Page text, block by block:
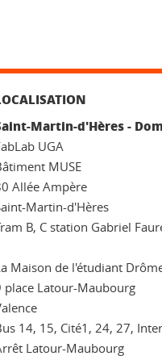
Martin-d'Hères -
UGA
MUSE
Allée Ampère
Martin-d'Hères
B, C station Gabriel
Maison de l'étudiant
place Latour-Maubourg
14, 15, Cité1, 24, 27,
Latour-Maubourg